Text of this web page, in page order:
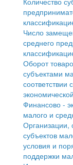
Социальная
Фотоальбом
Проекты
среднего
среднего
Контрольно-
Персональные
Оценка
Деятельность
Число
среднего
Оборот
субъектами
соответствии
Финансово -
малого и
Организации,
субъектов
условия и
поддержки